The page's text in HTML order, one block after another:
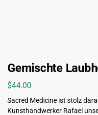
Gemischte
$44.00
Sacred Medicine ist stolz
Kunsthandwerker Rafael